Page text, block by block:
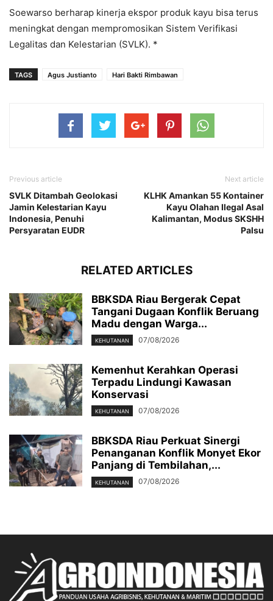
Soewarso berharap kinerja ekspor produk kayu bisa terus
meningkat dengan mempromosikan Sistem Verifikasi
Legalitas dan Kelestarian (SVLK). *
TAGS Agus Justianto Hari Bakti Rimbawan
Previous article
SVLK Ditambah Geolokasi
Jamin Kelestarian Kayu
Indonesia, Penuhi
Persyaratan EUDR
Next article
KLHK Amankan 55 Kontainer
Kayu Olahan Ilegal Asal
Kalimantan, Modus SKSHH
Palsu
RELATED ARTICLES
BBKSDA Riau Bergerak Cepat
Tangani Dugaan Konflik Beruang
Madu dengan Warga...
KEHUTANAN 07/08/2026
Kemenhut Kerahkan Operasi
Terpadu Lindungi Kawasan
Konservasi
KEHUTANAN 07/08/2026
BBKSDA Riau Perkuat Sinergi
Penanganan Konflik Monyet Ekor
Panjang di Tembilahan,...
KEHUTANAN 07/08/2026